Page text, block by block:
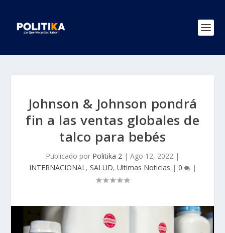
Johnson & Johnson pondrá
fin a las ventas globales de
talco para bebés
Publicado por Politika 2 | Ago 12, 2022 |
INTERNACIONAL, SALUD, Ultimas Noticias | 0 |